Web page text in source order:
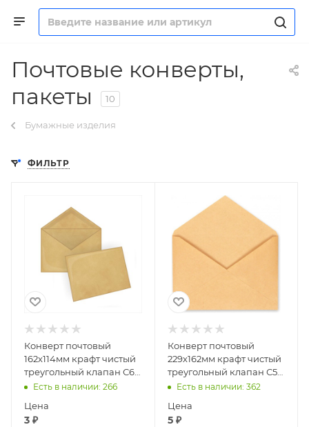
Почтовые конверты,
пакеты
10
Бумажные изделия
ФИЛЬТР
Конверт почтовый
162х114мм крафт чистый
треугольный клапан С6
декстрин 58211/199
Есть в наличии: 266
Цена
3 ₽
Конверт почтовый
229х162мм крафт чистый
треугольный клапан С5
без клея 968/С5НКЖ
Есть в наличии: 362
Цена
5₽